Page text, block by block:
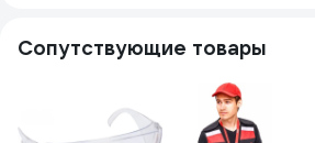
Сопутствующие товары